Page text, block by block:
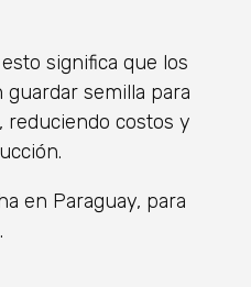
significa que los
semilla para
reduciendo costos y
en Paraguay, para